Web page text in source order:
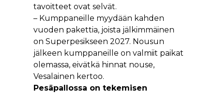
tavoitteet ovat selvät.
– Kumppaneille myydään kahden
vuoden pakettia, joista jälkimmäinen
on Superpesikseen 2027. Nousun
jälkeen kumppaneille on valmiit paikat
olemassa, eivätkä hinnat nouse,
Vesalainen kertoo.
Pesäpallossa on tekemisen